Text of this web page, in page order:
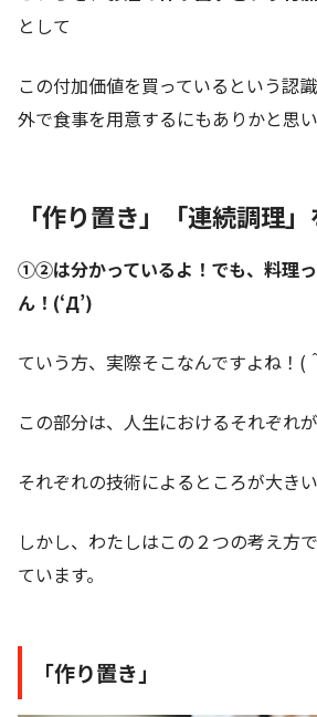
として
この付加価値を買っているという認
外で食事を用意するにもありかと思
「作り置き」「連続調理
①②は分かっているよ！でも、料理
ん！(‘Д’)
ていう方、実際そこなんですよね！(
この部分は、人生におけるそれぞれ
それぞれの技術によるところが大き
しかし、わたしはこの２つの考え方
ています。
「作り置き」